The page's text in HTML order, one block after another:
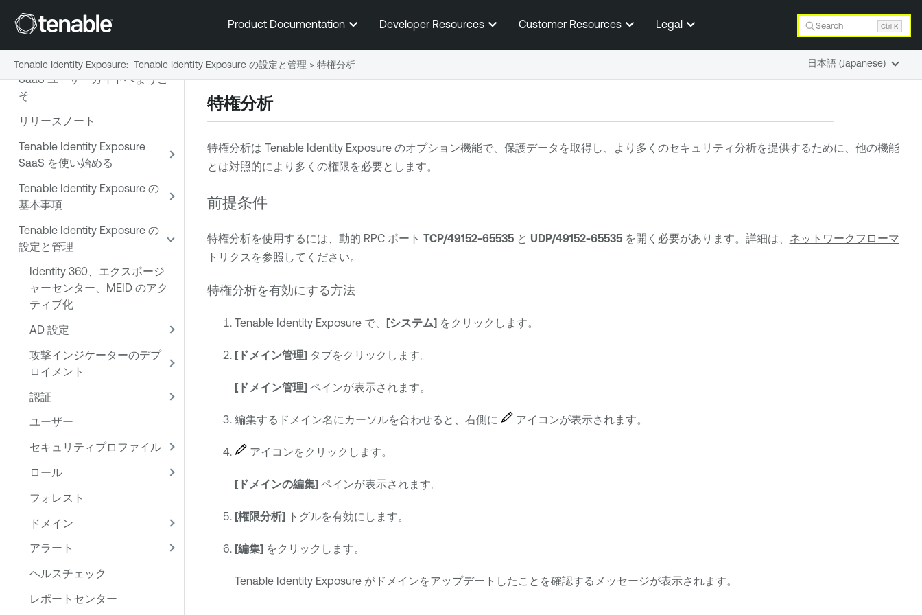
メインコンテンツに移動する
Product Documentation Developer Resources Customer Resources Legal Search Ctrl K
Tenable Identity Exposure
SaaS ユーザーガイドへようこ
そ
リリースノート
Tenable Identity Exposure
SaaS を使い始める
Tenable Identity Exposure の
基本事項
Tenable Identity Exposure の
設定と管理
Identity 360、エクスポージ
ャーセンター、MEID のアク
ティブ化
AD 設定
攻撃インジケーターのデプ
ロイメント
認証
ユーザー
セキュリティプロファイル
ロール
フォレスト
ドメイン
アラート
ヘルスチェック
レポートセンター
特権分析
特権分析は Tenable Identity Exposureのオプション機能で、保護データを取得し、より多くのセキュリティ分析を提供するために、他の機能
とは対照的により多くの権限を必要とします。
前提条件
特権分析を使用するには、動的 RPC ポート TCP/49152-65535と UDP/49152-65535を開く必要があります。詳細は、 ネットワークフローマ
トリクス を参照してください。
特権分析を有効にする方法
Tenable Identity Exposureで、 [システム]をクリックします。
[ドメイン管理]タブをクリックします。
[ドメイン管理]ペインが表示されます。
編集するドメイン名にカーソルを合わせると、右側に アイコンが表示されます。
アイコンをクリックします。
[ドメインの編集]ペインが表示されます。
[権限分析]トグルを有効にします。
[編集]をクリックします。
Tenable Identity Exposureがドメインをアップデートしたことを確認するメッセージが表示されます。
Tenable Identity Exposure: Tenable Identity Exposure の設定と管理 > 特権分析 日本語 (Japanese)